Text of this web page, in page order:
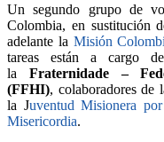
Un segundo grupo de
Colombia, en sustitución
adelante la Misión
tareas están a cargo
la Fraternidade –
(FFHI), colaboradores de
la Juventud Misionera
Misericordia.